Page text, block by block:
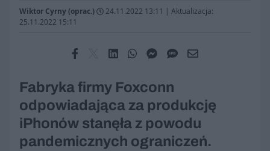
Wiktor Cyrny (oprac.) 24.11.2022 13:11 | Aktualizacja:
25.11.2022 15:11
Fabryka firmy Foxconn
odpowiadająca za produkcję
iPhonów stanęła z powodu
pandemicznych ograniczeń.